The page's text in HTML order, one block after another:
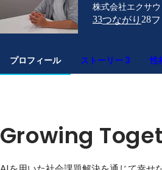
株式会社エクサ
33つながり 28
プロフィール ストーリー 3 性
Growing